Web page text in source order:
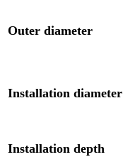
Outer diameter
Installation diameter
Installation depth